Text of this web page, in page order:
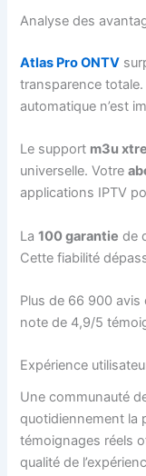
Analyse des
Atlas Pro ONTV
transparence
automatique n’est
Le support m3u
universelle. Votre
applications IPTV
La100 garantie de
Cette fiabilité
Plus de 66 900
note de 4,9/5
Expérience
Une communauté
quotidiennement la
témoignages réels
qualité de